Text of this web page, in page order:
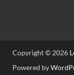
Copyright © 2026
Powered by